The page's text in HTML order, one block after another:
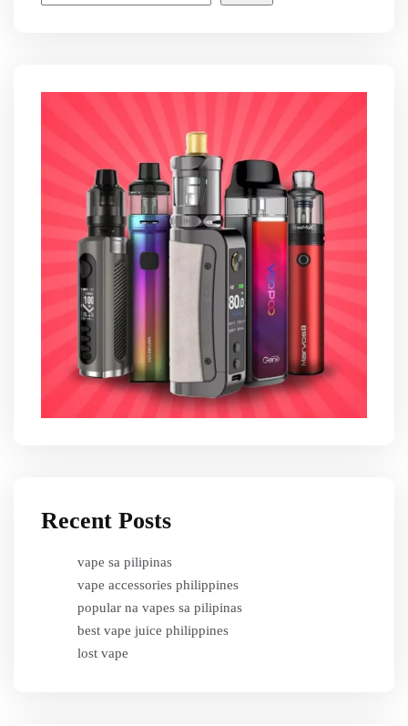
Recent Posts
vape sa pilipinas
vape accessories philippines
popular na vapes sa pilipinas
best vape juice philippines
lost vape